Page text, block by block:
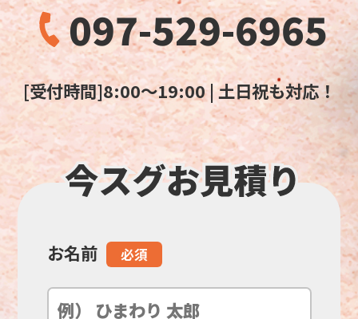
097-529-6965
[受付時間]8:00～19:00 | 土日祝も対応！
こ
の
お名前 必須